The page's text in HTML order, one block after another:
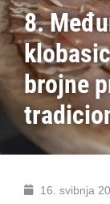
8.
brojne
16. svibnja